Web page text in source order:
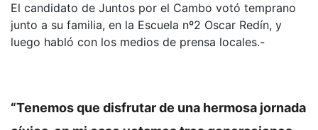
El candidato de Juntos por el Cambo votó temprano
junto a su familia, en la Escuela nº2 Oscar Redín, y
luego habló con los medios de prensa locales.-
“Tenemos que disfrutar de una hermosa jornada